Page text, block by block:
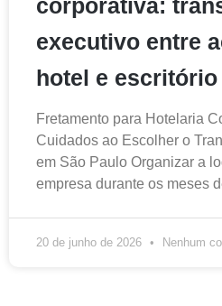
corporativa:
executivo entre
hotel e
Fretamento para Hotelaria
Cuidados ao Escolher o
em São Paulo Organizar a
empresa durante os meses
20 de junho de 2026 Nenhum